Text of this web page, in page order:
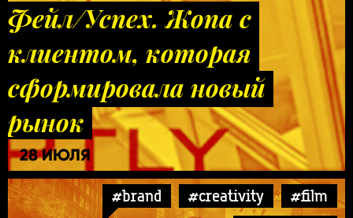
Фейл/Успех. Жопа с
клиентом, которая
сформировала новый
рынок
28 ИЮЛЯ
#brand #creativity
#film